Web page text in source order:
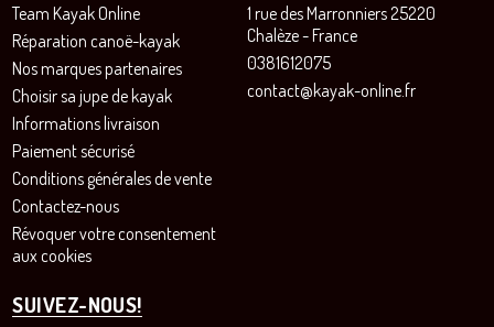
Team Kayak Online
Réparation canoë-kayak
Nos marques partenaires
Choisir sa jupe de kayak
Informations livraison
Paiement sécurisé
Conditions générales de vente
Contactez-nous
Révoquer votre consentement
aux cookies
1 rue des Marronniers 25220
Chalèze - France
0381612075
contact@kayak-online.fr
SUIVEZ-NOUS!